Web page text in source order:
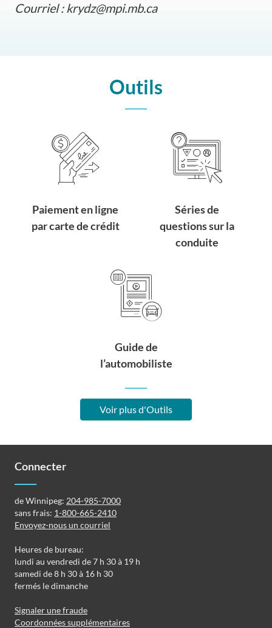
Courriel:krydz@mpi.mb.ca
Outils
Paiement en ligne
par carte de crédit
Séries de
questions sur la
conduite
Guide de
l’automobiliste
Voir plus d'Outils
Connecter
de Winnipeg: 204-985-7000
sans frais: 1-800-665-2410
Envoyez-nous un courriel
Heures de bureau:
lundi au vendredi de 7 h 30 à 19 h
samedi de 8 h 30 à 16 h 30
fermés le dimanche
Signaler une fraude
Coordonnées supplémentaires